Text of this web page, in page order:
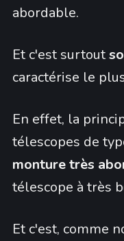
abordable.
Et c'est surtout
caractérise le
En effet, la
télescopes de
monture très
télescope à très
Et c'est, comme